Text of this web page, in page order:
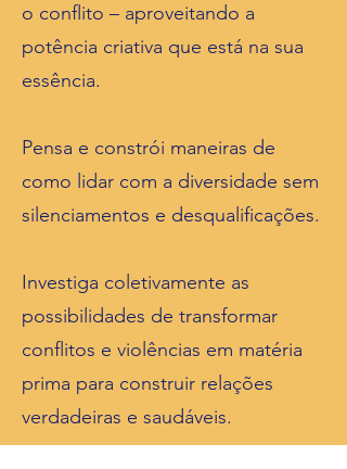
o conflito – aproveitando a
potência criativa que está na sua
essência.
Pensa e constrói maneiras de
como lidar com a diversidade sem
silenciamentos e desqualificações.
Investiga coletivamente as
possibilidades de transformar
conflitos e violências em matéria
prima para construir relações
verdadeiras e saudáveis.